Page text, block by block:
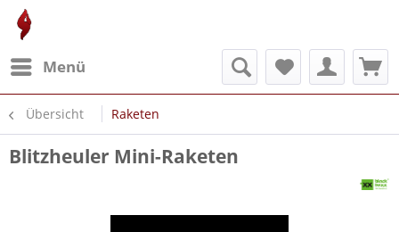
Menü
Übersicht Raketen
Blitzheuler Mini-Raketen